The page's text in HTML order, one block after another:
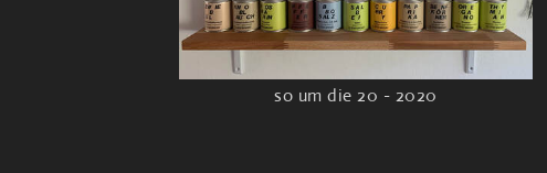
so um die 20 - 2020